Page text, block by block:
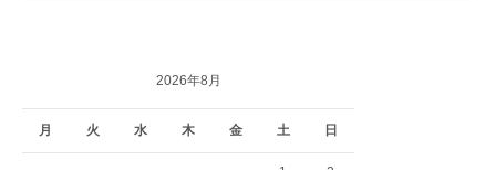
2026年8月
月 火 水 木 金 土 日